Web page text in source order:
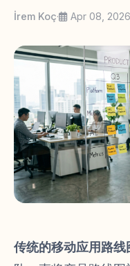
İrem Koç· Apr 08, 2026
传统的移动应用路线